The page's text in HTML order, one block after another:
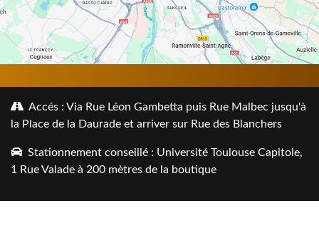
Accés : Via Rue Léon Gambetta puis Rue Malbec jusqu'à
la Place de la Daurade et arriver sur Rue des Blanchers
Stationnement conseillé : Université Toulouse Capitole,
1 Rue Valade à 200 mètres de la boutique